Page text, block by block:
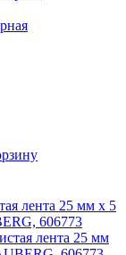
лента 25 мм х 5
606773